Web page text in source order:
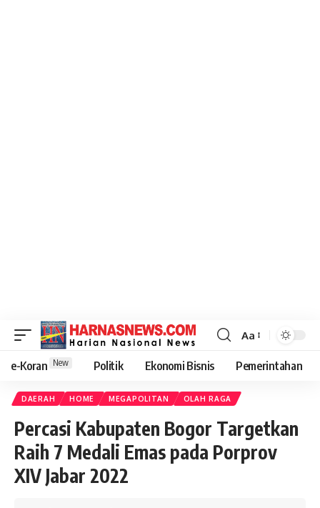
Aa
e-Koran New Politik Ekonomi Bisnis Pemerintahan
DAERAH HOME MEGAPOLITAN OLAH RAGA
Percasi Kabupaten Bogor Targetkan
Raih 7 Medali Emas pada Porprov
XIV Jabar 2022